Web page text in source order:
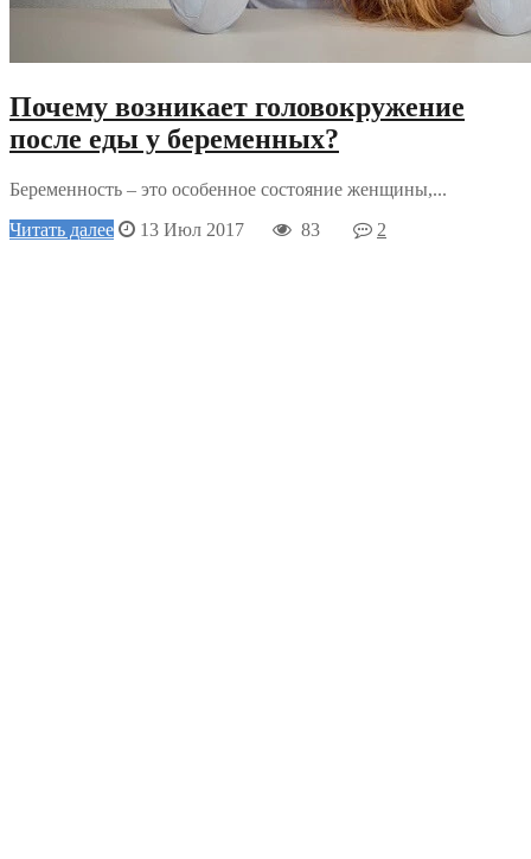
Почему возникает головокружение
после еды у беременных?
Беременность – это особенное состояние женщины,...
Читать далее
13 Июл 2017 83 2